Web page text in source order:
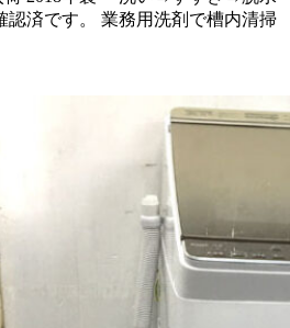
済です。 業務用洗剤で槽内清掃